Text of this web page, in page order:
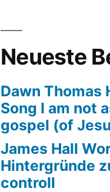
Neueste
Dawn Thomas
Song I am not
gospel (of
James Hall
Hintergründe
controll